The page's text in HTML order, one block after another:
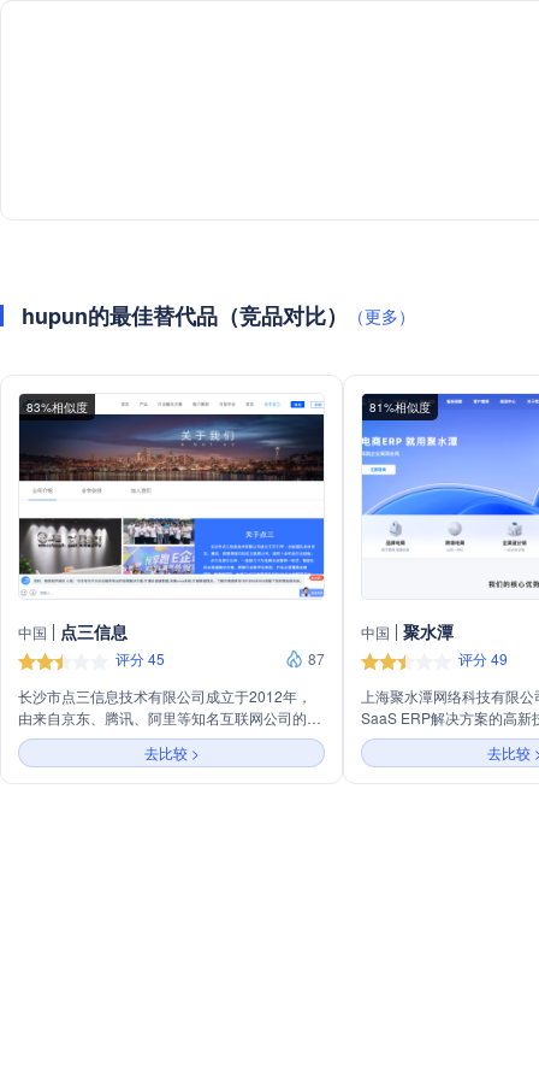
hupun的最佳替代品（竞品对比） （更多）
83%相似度
中国 点三信息
评分 45
87
长沙市点三信息技术有限公司成立于2012年，
由来自京东、腾讯、阿里等知名互联网公司的资
深团队创立，拥有超过十年的行业经验。公司专
注于为电商企业提供全渠道的一站式智能化解决
方案，助力企业数字化转型。产品线涵盖电商
去比较 >
81%相似度
中国 聚水潭
评分 49
上海聚水潭网络科技有限
SaaS ERP解决方案的高新
电商行业提供一站式的全
司以SaaS ERP为核心，结
工单、聚货通等产品，构
去比较